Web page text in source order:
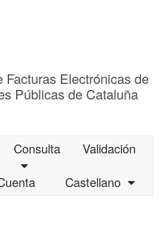
Facturas Electrónicas de
Públicas de Cataluña
Consulta
Validación
Castellano